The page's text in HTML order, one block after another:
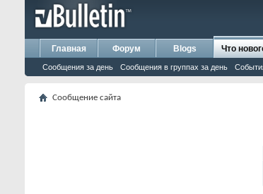
Главная Форум Blogs Что
Сообщения за день Сообщения в группах за день
Сообщение сайта